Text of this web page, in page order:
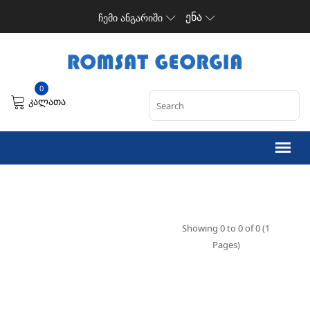
ჩემი ანგარიში ენა
0
კალათა
Showing 0 to 0 of 0 (1
Pages)